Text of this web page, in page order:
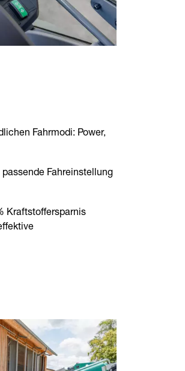
Fahrmodi: Power,
Fahreinstellung
Kraftstoffersparnis